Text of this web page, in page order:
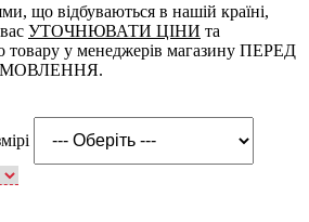
що відбуваються в нашій країні,
УТОЧНЮВАТИ ЦІНИ та
товару у менеджерів магазину ПЕРЕД